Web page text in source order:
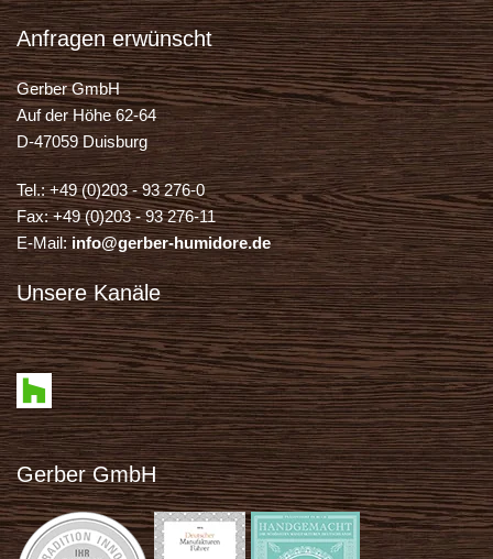
Anfragen erwünscht
Gerber GmbH
Auf der Höhe 62-64
D-47059 Duisburg
Tel.: +49 (0)203 - 93 276-0
Fax: +49 (0)203 - 93 276-11
E-Mail: info@gerber-humidore.de
Unsere Kanäle
Gerber GmbH